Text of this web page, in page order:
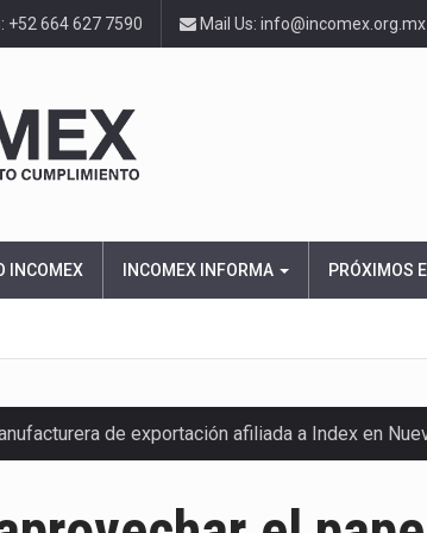
+52 664 627 7590 Mail Us: info@incomex.org.mx
INCOMEX INCOMEX INFORMA PRÓXIMOS
de exportación afiliada a Index en